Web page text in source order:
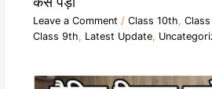
Leave a Comment / Class 10th, Class
Class 9th, Latest Update,